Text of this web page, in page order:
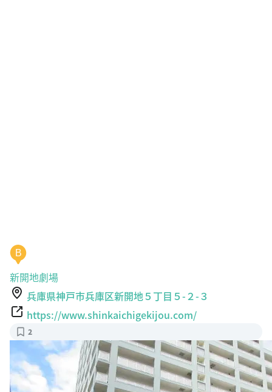
B
新開地劇場
兵庫県神戸市兵庫区新開地５丁目５-２-３
https://www.shinkaichigekijou.com/
2